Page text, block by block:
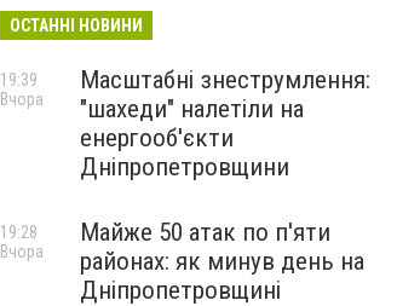
ОСТАННІ НОВИНИ
Масштабні знеструмлення:
"шахеди" налетіли на
енергооб'єкти
Дніпропетровщини
19:39
Вчора
Майже 50 атак по п'яти
районах: як минув день на
Дніпропетровщині
19:28
Вчора